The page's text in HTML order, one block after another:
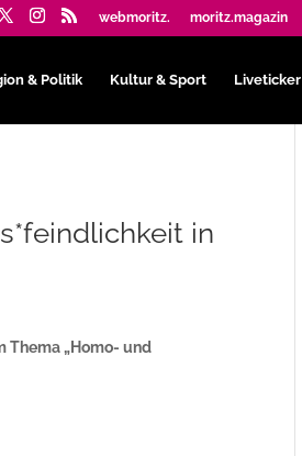
webmoritz. moritz.magazin
& Politik Kultur & Sport Liveticker
in
Thema „Homo- und